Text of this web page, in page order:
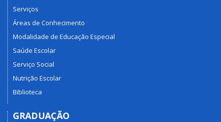
Serviços
Áreas de Conhecimento
Modalidade de Educação Especial
Saúde Escolar
Serviço Social
Nutrição Escolar
Biblioteca
GRADUAÇÃO